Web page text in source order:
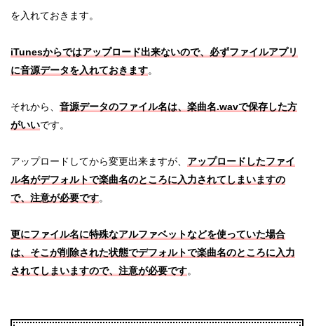
を入れておきます。
iTunesからではアップロード出来ないので、必ずファイルアプリ
に音源データを入れておきます。
それから、 音源データのファイル名は、楽曲名.wavで保存した方
がいいです。
アップロードしてから変更出来ますが、 アップロードしたファイ
ル名がデフォルトで楽曲名のところに入力されてしまいますの
で、注意が必要です。
更にファイル名に特殊なアルファベットなどを使っていた場合
は、そこが削除された状態でデフォルトで楽曲名のところに入力
されてしまいますので、注意が必要です。